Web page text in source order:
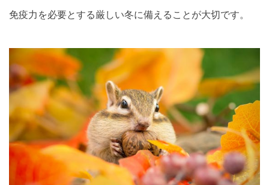
免疫力を必要とする厳しい冬に備えることが大切です。